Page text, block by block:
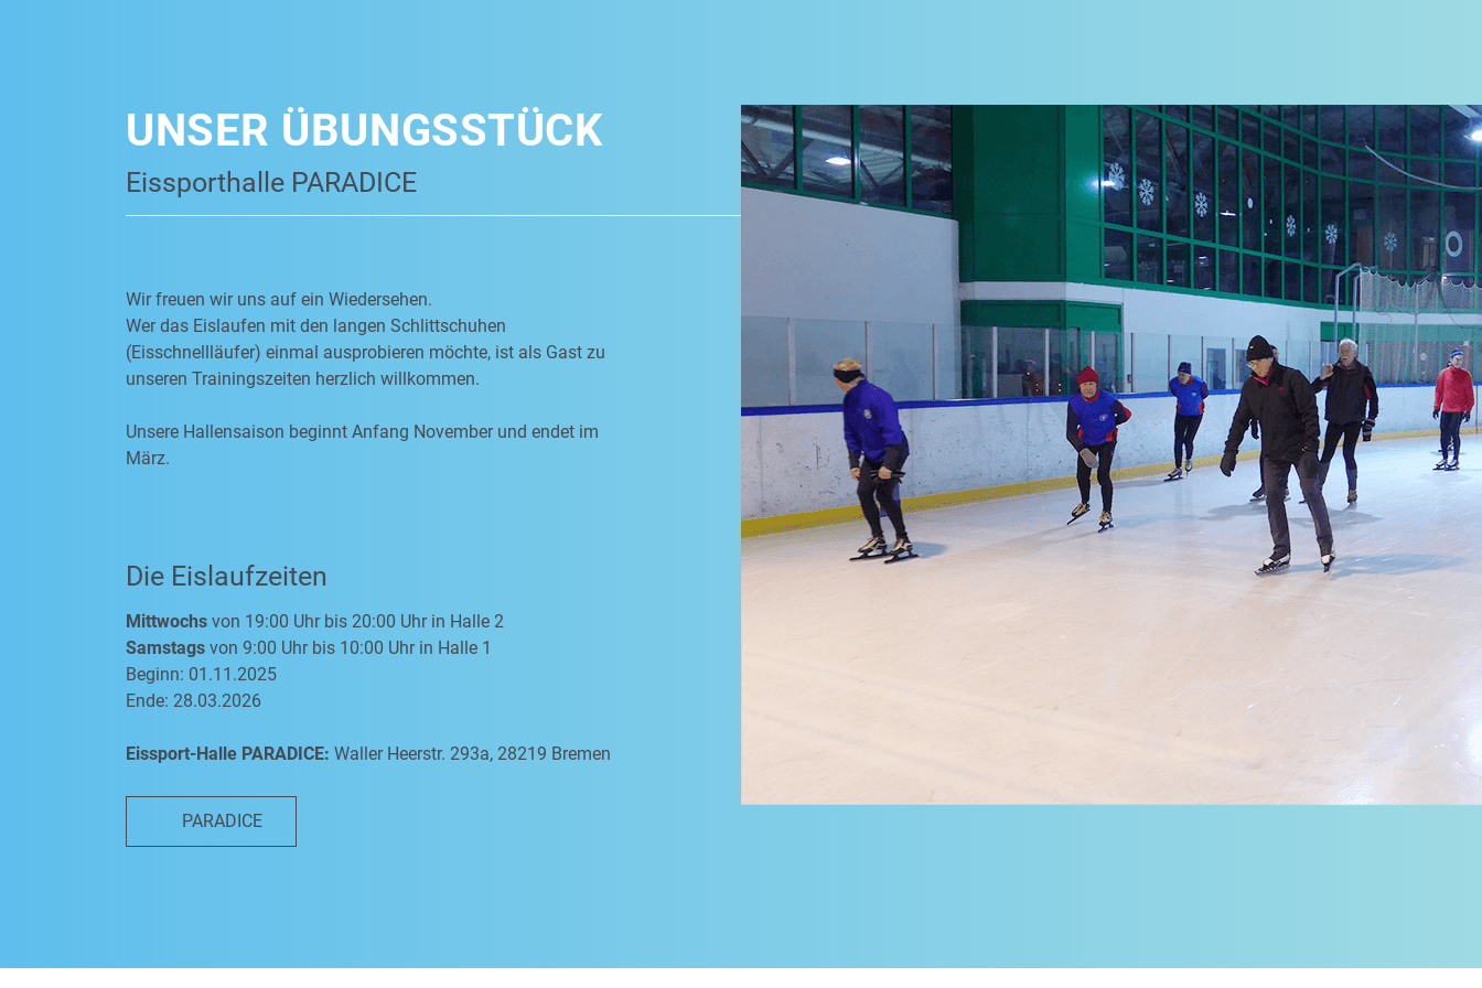
UNSER ÜBUNGSSTÜCK
Eissporthalle PARADICE
Wir freuen wir uns auf ein Wiedersehen.
Wer das Eislaufen mit den langen Schlittschuhen
(Eisschnellläufer) einmal ausprobieren möchte, ist als Gast zu
unseren Trainingszeiten herzlich willkommen.
Unsere Hallensaison beginnt Anfang November und endet im
März.
Die Eislaufzeiten
Mittwochs von 19:00 Uhr bis 20:00 Uhr in Halle 2
Samstags von 9:00 Uhr bis 10:00 Uhr in Halle 1
Beginn: 01.11.2025
Ende: 28.03.2026
Eissport-Halle PARADICE: Waller Heerstr. 293a, 28219 Bremen
PARADICE